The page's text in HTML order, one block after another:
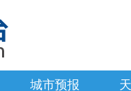
城市预报